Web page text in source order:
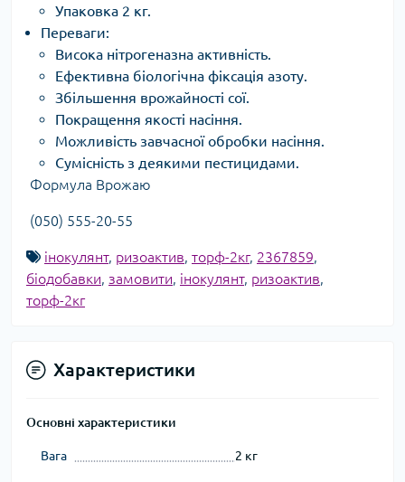
Упаковка 2 кг.
Переваги:
Висока нітрогеназна активність.
Ефективна біологічна фіксація азоту.
Збільшення врожайності сої.
Покращення якості насіння.
Можливість завчасної обробки насіння.
Сумісність з деякими пестицидами.
Формула Врожаю
(050) 555-20-55
інокулянт, ризоактив, торф-2кг, 2367859,
біодобавки, замовити, інокулянт, ризоактив,
торф-2кг
Характеристики
Основні характеристики
Вага 2 кг